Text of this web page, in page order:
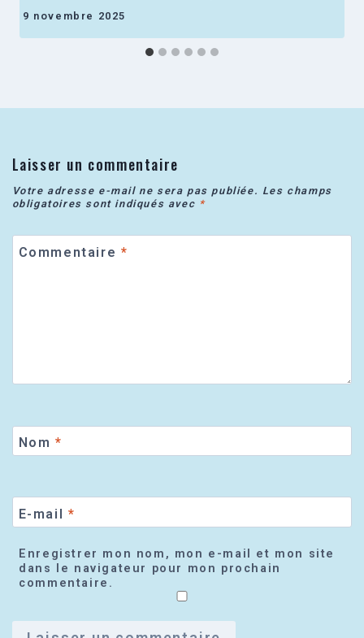
9 novembre 2025
Laisser un commentaire
Votre adresse e-mail ne sera pas publiée. Les champs
obligatoires sont indiqués avec *
Commentaire *
Nom *
E-mail *
Enregistrer mon nom, mon e-mail et mon site
dans le navigateur pour mon prochain
commentaire.